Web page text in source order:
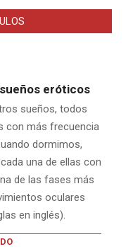
eróticos
sueños, todos
con más frecuencia
dormimos,
una de ellas con
de las fases más
oculares
en inglés).